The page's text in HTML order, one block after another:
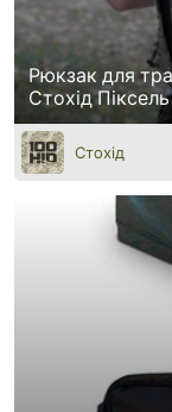
Рюкзак для
Стохід Піксель
Стохід